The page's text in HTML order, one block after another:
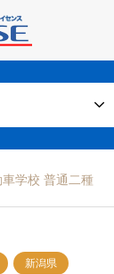
学校 普通二種
新潟県